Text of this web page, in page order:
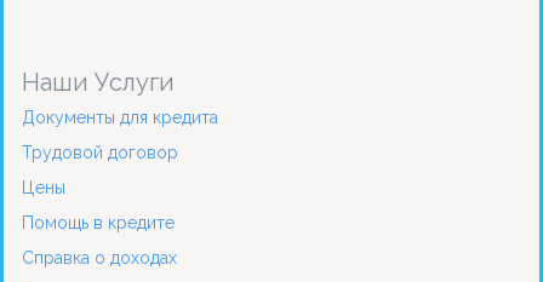
Наши Услуги
Документы для кредита
Трудовой договор
Цены
Помощь в кредите
Справка о доходах